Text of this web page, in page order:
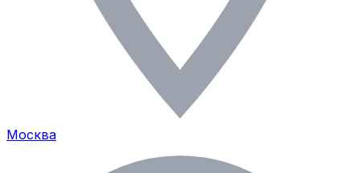
Москва